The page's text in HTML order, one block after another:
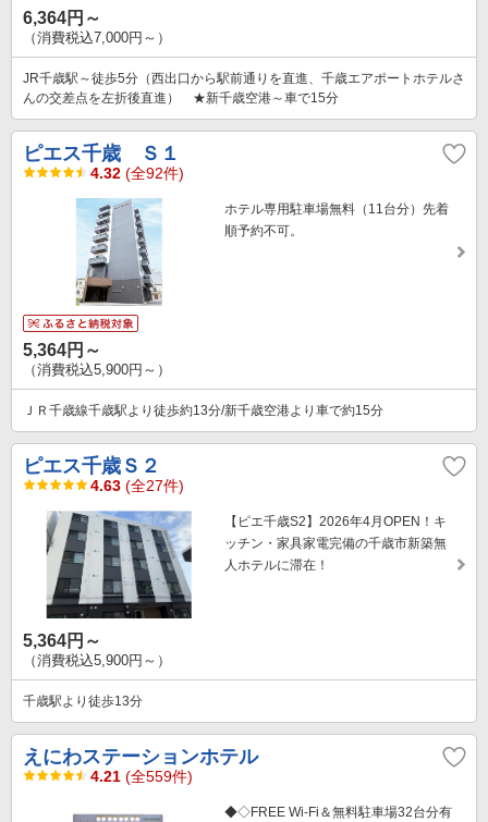
6,364円～
（消費税込7,000円～）
JR千歳駅～徒歩5分（西出口から駅前通りを直進、千歳エアポートホテルさ
んの交差点を左折後直進） ★新千歳空港～車で15分
ピエス千歳 Ｓ１
4.32 (全92件)
ホテル専用駐車場無料（11台分）先着
順予約不可。
5,364円～
（消費税込5,900円～）
ＪＲ千歳線千歳駅より徒歩約13分/新千歳空港より車で約15分
ピエス千歳Ｓ２
4.63 (全27件)
【ピエ千歳S2】2026年4月OPEN！キ
ッチン・家具家電完備の千歳市新築無
人ホテルに滞在！
5,364円～
（消費税込5,900円～）
千歳駅より徒歩13分
えにわステーションホテル
4.21 (全559件)
◆◇FREE Wi-Fi＆無料駐車場32台分有